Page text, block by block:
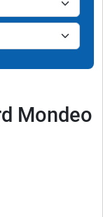
Mondeo